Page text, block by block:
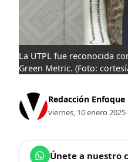
La UTPL fue reconocida
Green Metric. (Foto:
Redacción Enfoque
viernes, 10 enero 2025
Únete a nuestro